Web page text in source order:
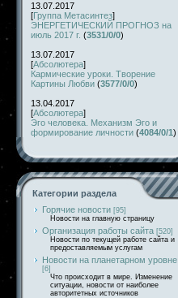
13.07.2017
[Группа Метасинтез]
ЭНЕРГЕТИЧЕСКИЙ ПРОГНОЗ на
июль 2017 г. (3531/0/0)
13.07.2017
[Абсолютера]
Кармические уроки. Творение
Картины Любви (3577/0/0)
13.04.2017
[Абсолютера]
Эго человека. Механизм Эго и
формирование личности (4084/0/1)
Категории раздела
Горячие новости [95]
Новости на главную страницу
Организация работы сайта [520]
Новости по текущей работе сайта и
предоставляемым услугам
Новости на планетарном уровне
[6]
Что происходит в мире. Изменение
ситуации, новости от наиболее
авторитетных источников